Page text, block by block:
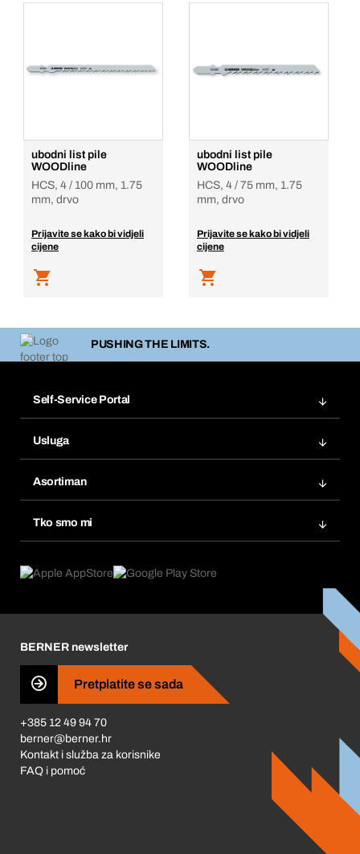
ubodni list pile
WOODline
HCS, 4 / 100 mm, 1.75
mm, drvo
Prijavite se kako bi vidjeli
cijene
ubodni list pile
WOODline
HCS, 4 / 75 mm, 1.75
mm, drvo
Prijavite se kako bi vidjeli
cijene
PUSHING THE LIMITS.
Self-Service Portal
Popisi želja
Ponovno naručivanje
Pretplate
Usluga
Tražitelji proizvoda
Asortiman
Tko smo mi
Što nas pokreće
Business Conduct
BERNER newsletter
Pretplatite se sada
+385 12 49 94 70
berner@berner.hr
Kontakt i služba za korisnike
FAQ i pomoć